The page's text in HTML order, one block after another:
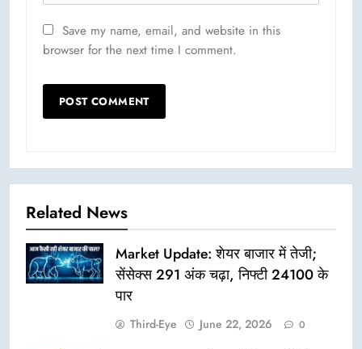
Save my name, email, and website in this
browser for the next time I comment.
Related News
Market Update: शेयर बाजार में तेजी;
सेंसेक्स 291 अंक चढ़ा, निफ्टी 24100 के
पार
Third-Eye June 22, 2026 0